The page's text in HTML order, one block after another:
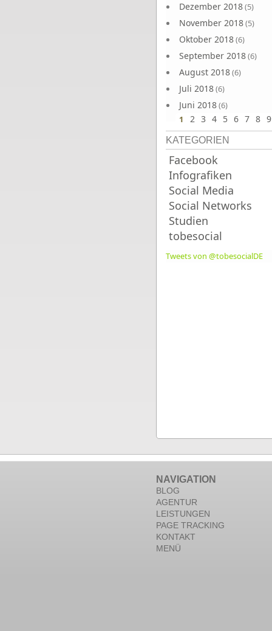
Dezember 2018(5)
November 2018(5)
Oktober 2018(6)
September 2018(6)
August 2018(6)
Juli 2018(6)
Juni 2018(6)
1 2 3 4 5 6 7 8 9
KATEGORIEN
Facebook
Infografiken
Social Media
Social Networks
Studien
tobesocial
Tweets von @tobesocialDE
NAVIGATION
BLOG
AGENTUR
LEISTUNGEN
PAGE TRACKING
KONTAKT
MENÜ